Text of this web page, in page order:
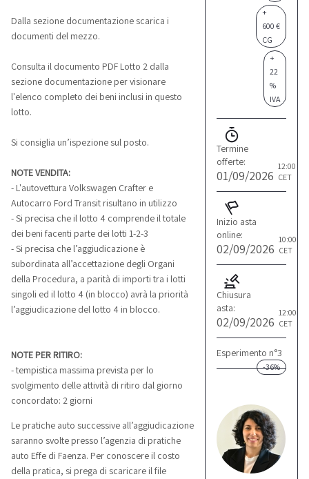
+
600 €
CG
+
22
%
IVA
Termine
offerte:
01/09/2026
12:00
CET
Inizio asta
online:
02/09/2026
10:00
CET
Chiusura
asta:
02/09/2026
12:00
CET
Esperimento n°3
-36%
Dalla sezione documentazione scarica i
documenti del mezzo.
Consulta il documento PDF Lotto 2 dalla
sezione documentazione per visionare
l'elenco completo dei beni inclusi in questo
lotto.
Si consiglia un’ispezione sul posto.
NOTE VENDITA:
- L'autovettura Volkswagen Crafter e
Autocarro Ford Transit risultano in utilizzo
- Si precisa che il lotto 4 comprende il totale
dei beni facenti parte dei lotti 1-2-3
- Si precisa che l’aggiudicazione è
subordinata all’accettazione degli Organi
della Procedura, a parità di importi tra i lotti
singoli ed il lotto 4 (in blocco) avrà la priorità
l’aggiudicazione del lotto 4 in blocco.
NOTE PER RITIRO:
- tempistica massima prevista per lo
svolgimento delle attività di ritiro dal giorno
concordato: 2 giorni
Le pratiche auto successive all’aggiudicazione
saranno svolte presso l’agenzia di pratiche
auto Effe di Faenza. Per conoscere il costo
della pratica, si prega di scaricare il file